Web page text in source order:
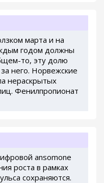
марта и на
годом должны
то, эту долю
него. Норвежские
нераскрытых
Фенилпропионат
ansomone
роста в рамках
сохраняются.